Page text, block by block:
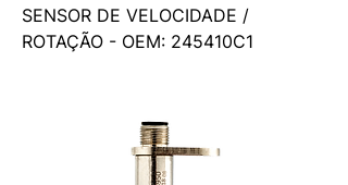
SENSOR DE VELOCIDADE /
ROTAÇÃO - OEM: 245410C1